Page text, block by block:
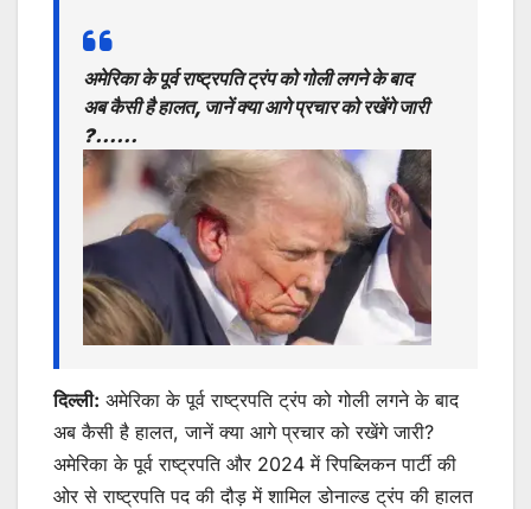
at
s
A
p
p
e
b
o
o
k
er l
s
e
n
er
e
अमेरिका के पूर्व राष्ट्रपति ट्रंप को गोली लगने के बाद
अब कैसी है हालत, जानें क्या आगे प्रचार को रखेंगे जारी
?……
दिल्ली: अमेरिका के पूर्व राष्ट्रपति ट्रंप को गोली लगने के बाद
अब कैसी है हालत, जानें क्या आगे प्रचार को रखेंगे जारी?
अमेरिका के पूर्व राष्ट्रपति और 2024 में रिपब्लिकन पार्टी की
ओर से राष्ट्रपति पद की दौड़ में शामिल डोनाल्ड ट्रंप की हालत